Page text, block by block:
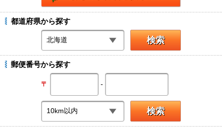
都道府県から探す
郵便番号から探す
〒 -